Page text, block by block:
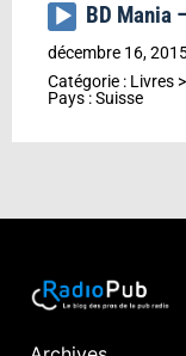
Lecteur
audio
BD
décembre 16,
Catégorie : Livres >
Pays :Suisse